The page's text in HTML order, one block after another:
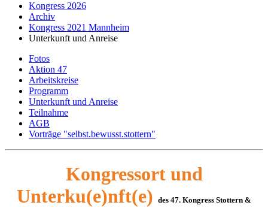
Kongress 2026
Archiv
Kongress 2021 Mannheim
Unterkunft und Anreise
Fotos
Aktion 47
Arbeitskreise
Programm
Unterkunft und Anreise
Teilnahme
AGB
Vorträge "selbst.bewusst.stottern"
Kongressort und
Unterku(e)nft(e) des 47. Kongress Stottern &